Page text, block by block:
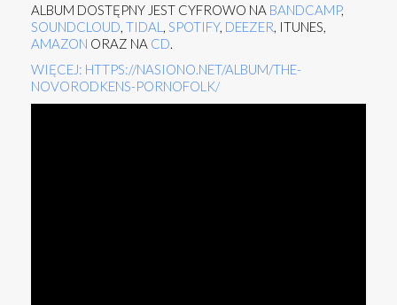
ALBUM DOSTĘPNY JEST CYFROWO NA BANDCAMP,
SOUNDCLOUD TIDAL SPOTIFY, DEEZER , ITUNES,
AMAZON ORAZ NA CD
WIĘCEJ: HTTPS://NASIONO.NET/ALBUM/THE-
NOVORODKENS-PORNOFOLK/